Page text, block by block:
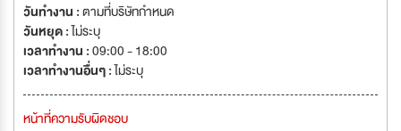
วันทำงาน :ตามที่บริษัทกำหนด
วันหยุด :ไม่ระบุ
เวลาทำงาน :09:00 - 18:00
เวลาทำงานอื่นๆ :ไม่ระบุ
หน้าที่ความรับผิดชอบ